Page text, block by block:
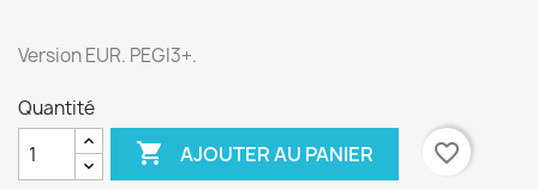
Version EUR. PEGI3+.
Quantité
 AJOUTER AU PANIER favorite_border